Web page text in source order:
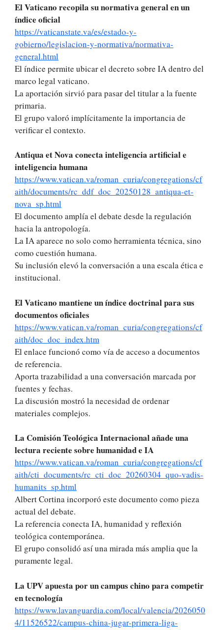
El Vaticano recopila su normativa general en un
índice oficial
https://vaticanstate.va/es/estado-y-
gobierno/legislacion-y-normativa/normativa-
general.html
El índice permite ubicar el decreto sobre IA dentro del
marco legal vaticano.
La aportación sirvió para pasar del titular a la fuente
primaria.
El grupo valoró implícitamente la importancia de
verificar el contexto.
Antiqua et Nova conecta inteligencia artificial e
inteligencia humana
https://www.vatican.va/roman_curia/congregations/cf
aith/documents/rc_ddf_doc_20250128_antiqua-et-
nova_sp.html
El documento amplía el debate desde la regulación
hacia la antropología.
La IA aparece no solo como herramienta técnica, sino
como cuestión humana.
Su inclusión elevó la conversación a una escala ética e
institucional.
El Vaticano mantiene un índice doctrinal para sus
documentos oficiales
https://www.vatican.va/roman_curia/congregations/cf
aith/doc_doc_index.htm
El enlace funcionó como vía de acceso a documentos
de referencia.
Aporta trazabilidad a una conversación marcada por
fuentes y fechas.
La discusión mostró la necesidad de ordenar
materiales complejos.
La Comisión Teológica Internacional añade una
lectura reciente sobre humanidad e IA
https://www.vatican.va/roman_curia/congregations/cf
aith/cti_documents/rc_cti_doc_20260304_quo-vadis-
humanits_sp.html
Albert Cortina incorporó este documento como pieza
actual del debate.
La referencia conecta IA, humanidad y reflexión
teológica contemporánea.
El grupo consolidó así una mirada más amplia que la
puramente legal.
La UPV apuesta por un campus chino para competir
en tecnología
https://www.lavanguardia.com/local/valencia/2026050
4/11526522/campus-china-jugar-primera-liga-